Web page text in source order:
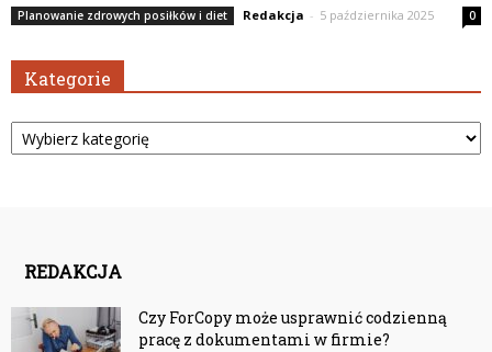
Planowanie zdrowych posiłków i diet Redakcja - 5 października 2025 0
Kategorie
Kategorie
REDAKCJA
Czy ForCopy może usprawnić codzienną
pracę z dokumentami w firmie?